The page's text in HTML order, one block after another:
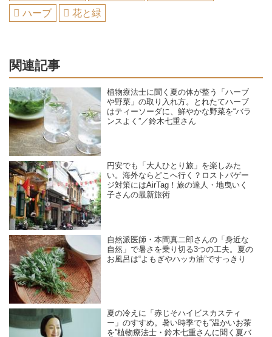
ハーブ
花と緑
関連記事
植物療法士に聞く夏の体が整う「ハーブ
や野菜」の取り入れ方。とれたてハーブ
はティーソーダに、鮮やかな野菜を“バラ
ンスよく”／鈴木七重さん
円安でも「大人ひとり旅」を楽しみた
い。海外ならどこへ行く？ロストバゲー
ジ対策にはAirTag！旅の達人・地曳いく
子さんの最新旅術
自然派医師・本間真二郎さんの「身近な
自然」で暑さを乗り切る3つの工夫。夏の
お風呂は“よもぎやハッカ油”ですっきり
夏の冷えに「赤じそハイビスカスティ
ー」のすすめ。暑い時季でも“温かいお茶
を”植物療法士・鈴木七重さんに聞く夏バ